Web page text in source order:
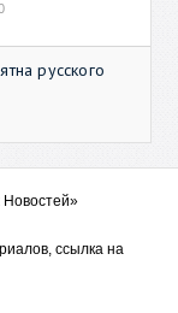
русского
Новостей»
ссылка на